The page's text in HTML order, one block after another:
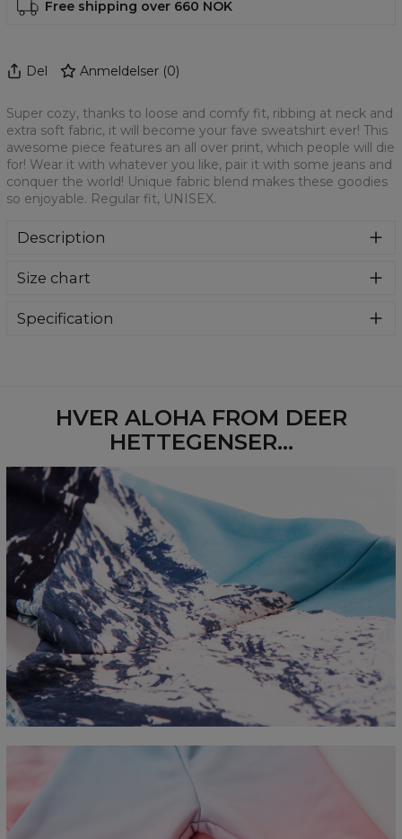
Free shipping over 660 NOK
Del Anmeldelser (0)
Super cozy, thanks to loose and comfy fit, ribbing at neck and
extra soft fabric, it will become your fave sweatshirt ever! This
awesome piece features an all over print, which people will die
for! Wear it with whatever you like, pair it with some jeans and
conquer the world! Unique fabric blend makes these goodies
so enjoyable. Regular fit, UNISEX.
Description
bawełny i poliestru z wysokiej jakości nadrukiem z przodu i
długie rękawy. Trwałe, wzmocnione szwy są kolorowe, aby
Size chart
Measured flat
CM
XS S M L XL 2XL 3XL
4XL
A - Length
67 68 69 70 71 73 75
78
B - Chest width
50 56 58 60 63
66
C - Sleeve length
63 64 66 67 68 69
Specification
HVER ALOHA FROM DEER
HETTEGENSER...